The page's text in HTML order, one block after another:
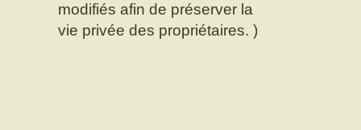
modifiés afin de préserver la
vie privée des propriétaires. )